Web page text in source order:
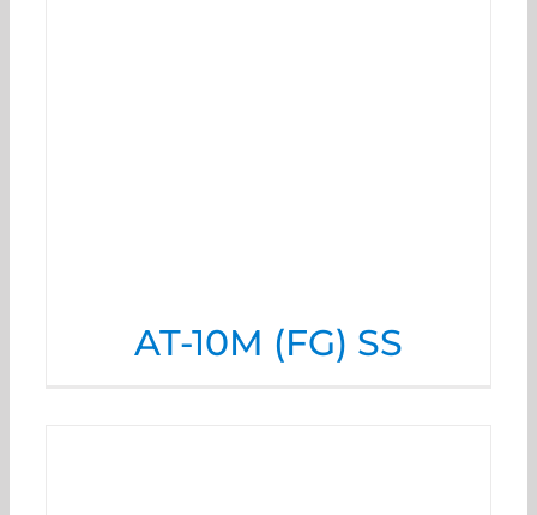
AT-10M (FG) SS